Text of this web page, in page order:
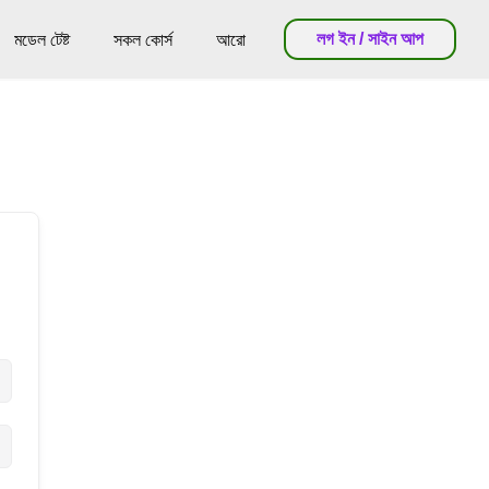
মডেল টেষ্ট সকল কোর্স আরো লগ ইন / সাইন আপ